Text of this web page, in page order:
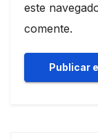
este
comente.